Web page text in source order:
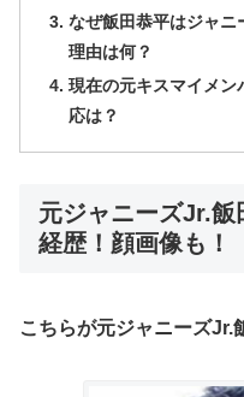
なぜ飯田恭平はジャニ
理由は何？
現在の元キスマイメン
応は？
元ジャニーズJr.
経歴！顔画像も！
こちらが元ジャニーズJr.